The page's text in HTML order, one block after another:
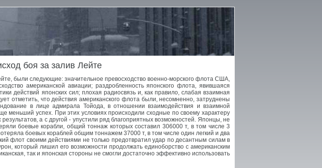
боя за залив Лейте
были следующие: значительное превосходство военно-морского флота США,
американской авиации; раздробленность японского флота, явившаяся
действий японских сил; плохая радиосвязь и, как правило, слабая взаимная
отметить, что действия американского флота были, несомненно, затруднены
в лице адмирала Тойода, в отношении взаимодействия и взаимной
меньший успех. При этих условиях происходили сходные по своему характеру
а с другой - упустили ряд благоприятных возможностей. Японцы, не
боевые корабли, общий тоннаж которых составил 306000 т, в том числе 3
боевых кораблей общим тоннажем 37000 т, в том числе один легкий и два
флот своими действиями не только предотвратил удар по десантным силам в
который лишил его возможности продолжать единоборство с американским
так и японская стороны не смогли достаточно эффективно использовать